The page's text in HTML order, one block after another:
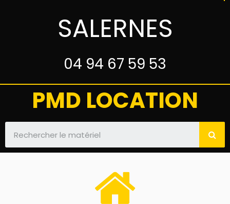
SALERNES
04 94 67 59 53
PMD LOCATION